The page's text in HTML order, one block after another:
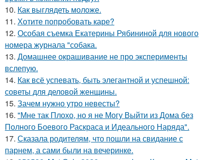
10. Как выглядеть моложе.
11. Хотите попробовать каре?
12. Особая съемка Екатерины Рябининой для нового
номера журнала "собака.
13. Домашнее окрашивание не про эксперименты
вслепую.
14. Как всё успевать, быть элегантной и успешной:
советы для деловой женщины.
15. Зачем нужно утро невесты?
16. "Мне так Плохо, но я не Могу Выйти из Дома без
Полного Боевого Раскраса и Идеального Наряда".
17. Сказала родителям, что пошли на свидание с
парнем, а сами были на вечеринке.